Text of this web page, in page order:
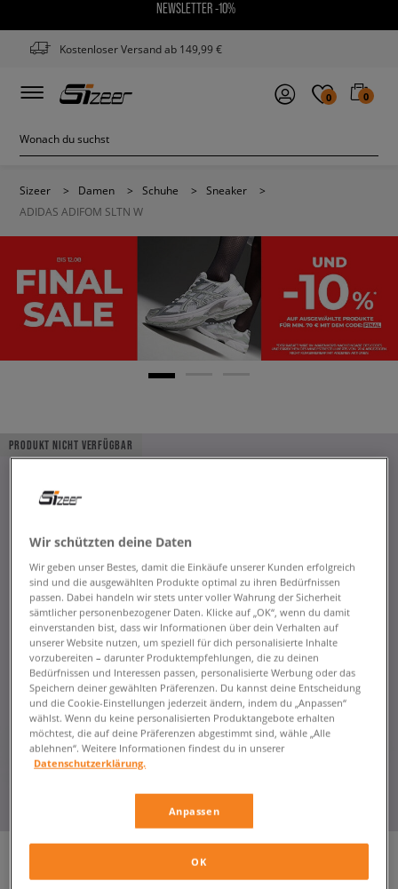
NEWSLETTER -10%
Kostenloser Versand ab 149,99 €
0 0
Sizeer > Damen > Schuhe > Sneaker
>
ADIDAS ADIFOM SLTN W
PRODUKT NICHT VERFÜGBAR
Wir schützten deine Daten
Wir geben unser Bestes, damit die Einkäufe unserer Kunden erfolgreich
sind und die ausgewählten Produkte optimal zu ihren Bedürfnissen
passen. Dabei handeln wir stets unter voller Wahrung der Sicherheit
sämtlicher personenbezogener Daten. Klicke auf „OK“, wenn du damit
einverstanden bist, dass wir Informationen über dein Verhalten auf
unserer Website nutzen, um speziell für dich personalisierte Inhalte
vorzubereiten – darunter Produktempfehlungen, die zu deinen
Bedürfnissen und Interessen passen, personalisierte Werbung oder das
Speichern deiner gewählten Präferenzen. Du kannst deine Entscheidung
und die Cookie-Einstellungen jederzeit ändern, indem du „Anpassen“
wählst. Wenn du keine personalisierten Produktangebote erhalten
möchtest, die auf deine Präferenzen abgestimmt sind, wähle „Alle
ablehnen“. Weitere Informationen findest du in unserer
Datenschutzerklärung.
Anpassen
OK